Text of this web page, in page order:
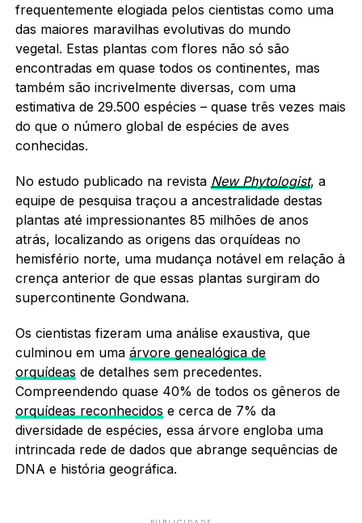
frequentemente elogiada pelos cientistas como uma
das maiores maravilhas evolutivas do mundo
vegetal. Estas plantas com flores não só são
encontradas em quase todos os continentes, mas
também são incrivelmente diversas, com uma
estimativa de 29.500 espécies – quase três vezes mais
do que o número global de espécies de aves
conhecidas.
No estudo publicado na revista New Phytologist, a
equipe de pesquisa traçou a ancestralidade destas
plantas até impressionantes 85 milhões de anos
atrás, localizando as origens das orquídeas no
hemisfério norte, uma mudança notável em relação à
crença anterior de que essas plantas surgiram do
supercontinente Gondwana.
Os cientistas fizeram uma análise exaustiva, que
culminou em uma árvore genealógica de
orquídeas de detalhes sem precedentes.
Compreendendo quase 40% de todos os gêneros de
orquídeas reconhecidos e cerca de 7% da
diversidade de espécies, essa árvore engloba uma
intrincada rede de dados que abrange sequências de
DNA e história geográfica.